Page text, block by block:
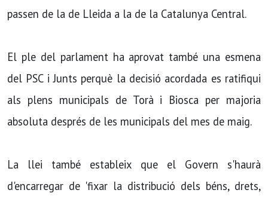
passen de la de Lleida a la de la Catalunya Central.
El ple del parlament ha aprovat també una esmena
del PSC i Junts perquè la decisió acordada es ratifiqui
als plens municipals de Torà i Biosca per majoria
absoluta després de les municipals del mes de maig.
La llei també estableix que el Govern s'haurà
d'encarregar de 'fixar la distribució dels béns, drets,